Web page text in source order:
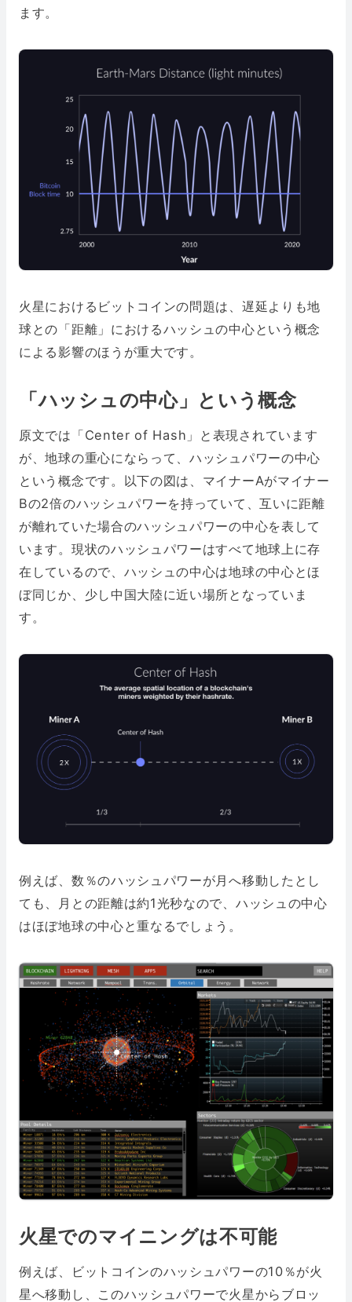
ます。
火星におけるビットコインの問題は、遅延よりも地
球との「距離」におけるハッシュの中心という概念
による影響のほうが重大です。
「ハッシュの中心」という概念
原文では「Center of Hash」と表現されています
が、地球の重心にならって、ハッシュパワーの中心
という概念です。以下の図は、マイナーAがマイナー
Bの2倍のハッシュパワーを持っていて、互いに距離
が離れていた場合のハッシュパワーの中心を表して
います。現状のハッシュパワーはすべて地球上に存
在しているので、ハッシュの中心は地球の中心とほ
ぼ同じか、少し中国大陸に近い場所となっていま
す。
例えば、数％のハッシュパワーが月へ移動したとし
ても、月との距離は約1光秒なので、ハッシュの中心
はほぼ地球の中心と重なるでしょう。
火星でのマイニングは不可能
例えば、ビットコインのハッシュパワーの10％が火
星へ移動し、このハッシュパワーで火星からブロッ